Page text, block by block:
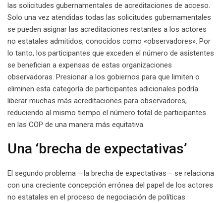
las solicitudes gubernamentales de acreditaciones de acceso.
Solo una vez atendidas todas las solicitudes gubernamentales
se pueden asignar las acreditaciones restantes a los actores
no estatales admitidos, conocidos como «observadores». Por
lo tanto, los participantes que exceden el número de asistentes
se benefician a expensas de estas organizaciones
observadoras. Presionar a los gobiernos para que limiten o
eliminen esta categoría de participantes adicionales podría
liberar muchas más acreditaciones para observadores,
reduciendo al mismo tiempo el número total de participantes
en las COP de una manera más equitativa.
Una ‘brecha de expectativas’
El segundo problema —la brecha de expectativas— se relaciona
con una creciente concepción errónea del papel de los actores
no estatales en el proceso de negociación de políticas